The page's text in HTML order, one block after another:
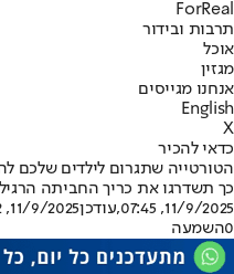
ForReal
תרבות ובידור
אוכל
מגזין
אנחנו מגייסים
English
X
כדאי להכיר
הטורטייה שתגרום לילדים שלכם
כך תשדרגו את כריך החביתה
11/9/2025, 07:45
,עודכן11/9/2025, 08:42
0השמעה